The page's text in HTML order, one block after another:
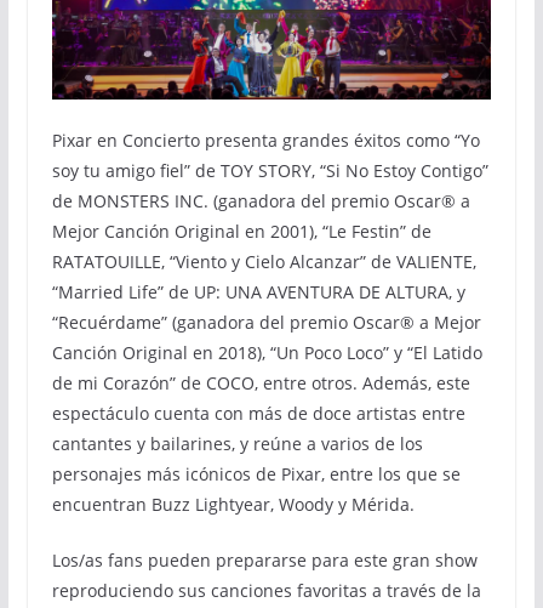
Pixar en Concierto presenta grandes éxitos como “Yo
soy tu amigo fiel” de TOY STORY, “Si No Estoy Contigo”
de MONSTERS INC. (ganadora del premio Oscar® a
Mejor Canción Original en 2001), “Le Festin” de
RATATOUILLE, “Viento y Cielo Alcanzar” de VALIENTE,
“Married Life” de UP: UNA AVENTURA DE ALTURA, y
“Recuérdame” (ganadora del premio Oscar® a Mejor
Canción Original en 2018), “Un Poco Loco” y “El Latido
de mi Corazón” de COCO, entre otros. Además, este
espectáculo cuenta con más de doce artistas entre
cantantes y bailarines, y reúne a varios de los
personajes más icónicos de Pixar, entre los que se
encuentran Buzz Lightyear, Woody y Mérida.
Los/as fans pueden prepararse para este gran show
reproduciendo sus canciones favoritas a través de la